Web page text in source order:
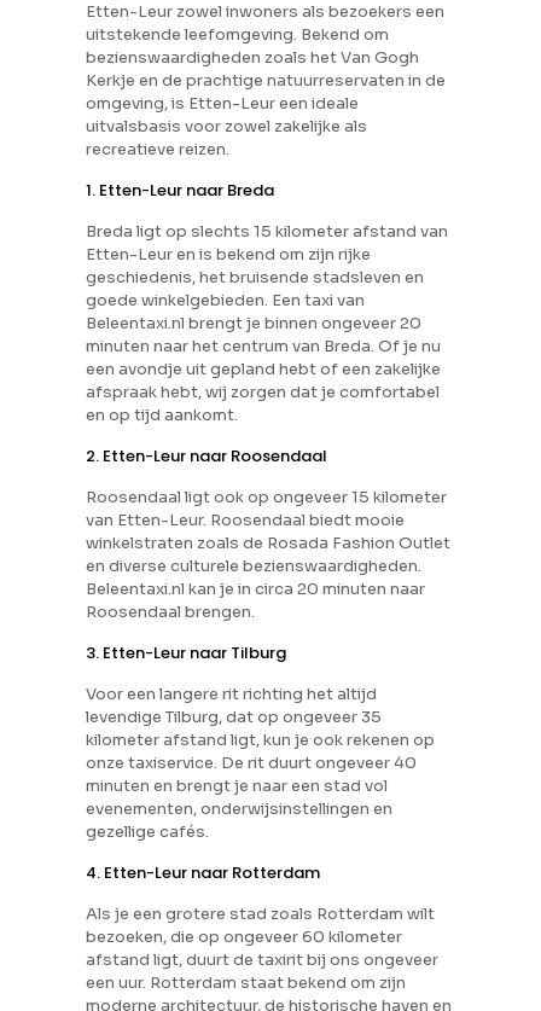
Etten-Leur zowel inwoners als bezoekers een
uitstekende leefomgeving. Bekend om
bezienswaardigheden zoals het Van Gogh
Kerkje en de prachtige natuurreservaten in de
omgeving, is Etten-Leur een ideale
uitvalsbasis voor zowel zakelijke als
recreatieve reizen.
1. Etten-Leur naar Breda
Breda ligt op slechts 15 kilometer afstand van
Etten-Leur en is bekend om zijn rijke
geschiedenis, het bruisende stadsleven en
goede winkelgebieden. Een taxi van
Beleentaxi.nl brengt je binnen ongeveer 20
minuten naar het centrum van Breda. Of je nu
een avondje uit gepland hebt of een zakelijke
afspraak hebt, wij zorgen dat je comfortabel
en op tijd aankomt.
2. Etten-Leur naar Roosendaal
Roosendaal ligt ook op ongeveer 15 kilometer
van Etten-Leur. Roosendaal biedt mooie
winkelstraten zoals de Rosada Fashion Outlet
en diverse culturele bezienswaardigheden.
Beleentaxi.nl kan je in circa 20 minuten naar
Roosendaal brengen.
3. Etten-Leur naar Tilburg
Voor een langere rit richting het altijd
levendige Tilburg, dat op ongeveer 35
kilometer afstand ligt, kun je ook rekenen op
onze taxiservice. De rit duurt ongeveer 40
minuten en brengt je naar een stad vol
evenementen, onderwijsinstellingen en
gezellige cafés.
4. Etten-Leur naar Rotterdam
Als je een grotere stad zoals Rotterdam wilt
bezoeken, die op ongeveer 60 kilometer
afstand ligt, duurt de taxirit bij ons ongeveer
een uur. Rotterdam staat bekend om zijn
moderne architectuur, de historische haven en